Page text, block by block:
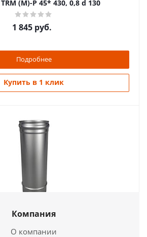
(М)-Р 45* 430, 0,8 d 130
1 845 руб.
Подробнее
Купить в 1 клик
524руб.
Компания
О компании